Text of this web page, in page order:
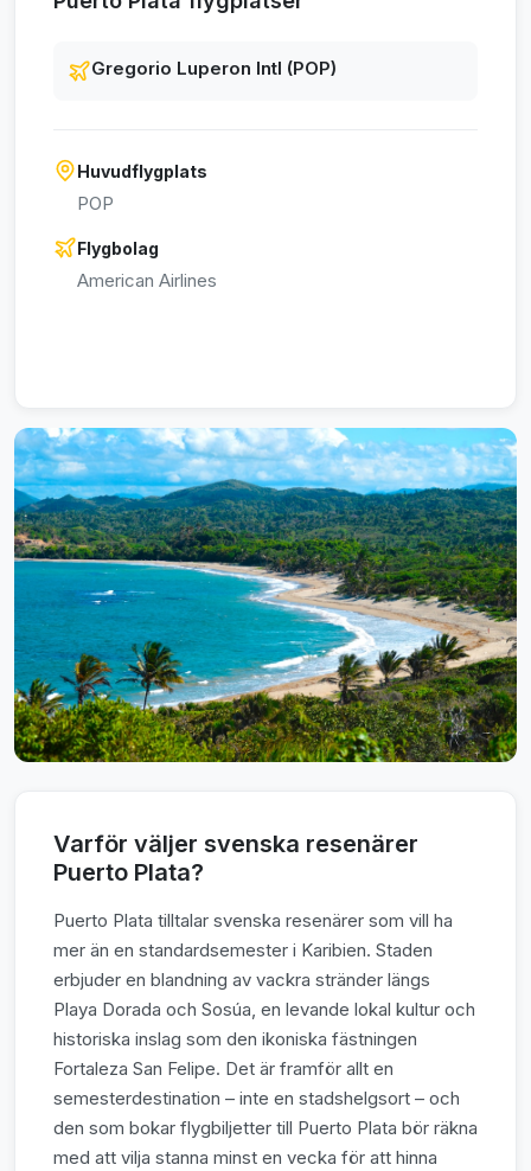
Gregorio Luperon Intl (POP)
Huvudflygplats
POP
Flygbolag
American Airlines
Varför väljer svenska resenärer
Puerto Plata?
Puerto Plata tilltalar svenska resenärer som vill ha
mer än en standardsemester i Karibien. Staden
erbjuder en blandning av vackra stränder längs
Playa Dorada och Sosúa, en levande lokal kultur och
historiska inslag som den ikoniska fästningen
Fortaleza San Felipe. Det är framför allt en
semesterdestination – inte en stadshelgsort – och
den som bokar flygbiljetter till Puerto Plata bör räkna
med att vilja stanna minst en vecka för att hinna